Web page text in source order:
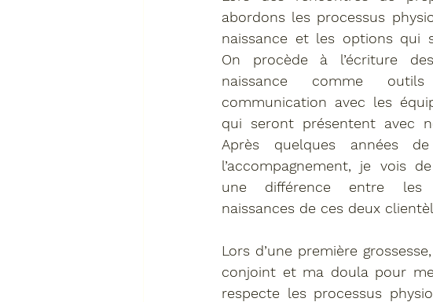
abordons les processus
naissance et les options qui
On procède à l’écriture
naissance comme
communication avec les
qui seront présentent avec
Après quelques années
l’accompagnement, je vois
une différence entre les
naissances de ces deux
Lors d’une première
conjoint et ma doula pour
respecte les processus